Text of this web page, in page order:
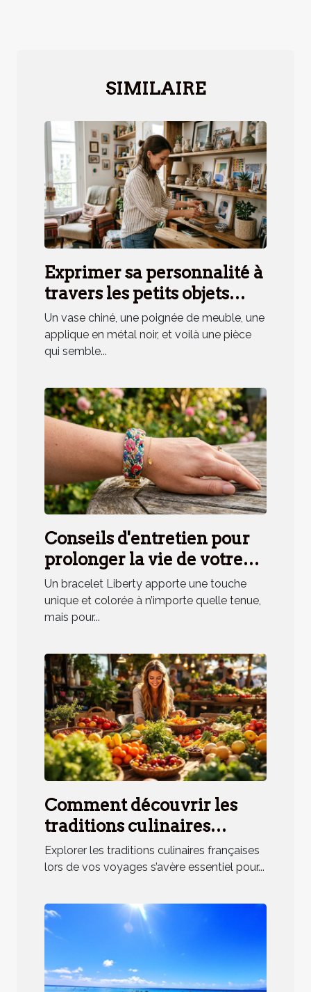
SIMILAIRE
Exprimer sa personnalité à
travers les petits objets
déco, mythe ou réalité ?
Un vase chiné, une poignée de meuble, une
applique en métal noir, et voilà une pièce
qui semble...
Conseils d'entretien pour
prolonger la vie de votre
bracelet Liberty
Un bracelet Liberty apporte une touche
unique et colorée à n’importe quelle tenue,
mais pour...
Comment découvrir les
traditions culinaires
françaises lors de vos
voyages ?
Explorer les traditions culinaires françaises
lors de vos voyages s’avère essentiel pour...